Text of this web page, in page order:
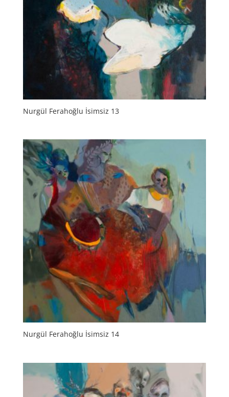
Nurgül Ferahoğlu İsimsiz 13
Nurgül Ferahoğlu İsimsiz 14